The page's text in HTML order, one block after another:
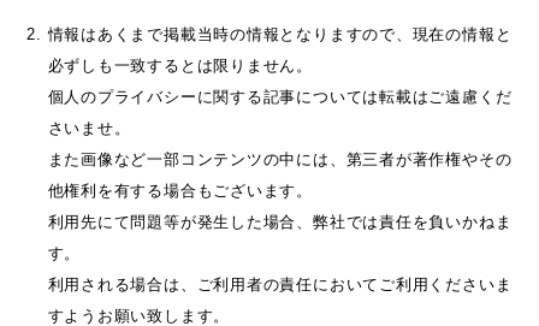
情報はあくまで掲載当時の情報となりますので、現在の情報と
必ずしも一致するとは限りません。
個人のプライバシーに関する記事については転載はご遠慮くだ
さいませ。
また画像など一部コンテンツの中には、第三者が著作権やその
他権利を有する場合もございます。
利用先にて問題等が発生した場合、弊社では責任を負いかねま
す。
利用される場合は、ご利用者の責任においてご利用くださいま
すようお願い致します。